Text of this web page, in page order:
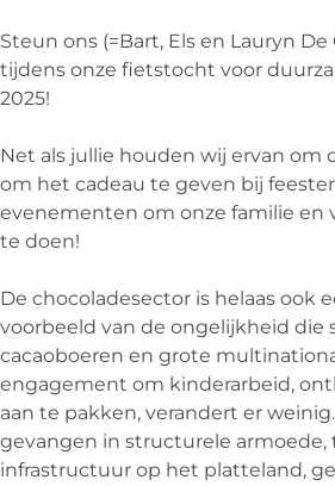
Steun ons (=Bart, Els en Lauryn De
tijdens onze fietstocht voor
2025!
Net als jullie houden wij ervan om
om het cadeau te geven bij
evenementen om onze familie en
te doen!
De chocoladesector is helaas ook
voorbeeld van de ongelijkheid die
cacaoboeren en grote
engagement om kinderarbeid,
aan te pakken, verandert er
gevangen in structurele armoede,
infrastructuur op het platteland,